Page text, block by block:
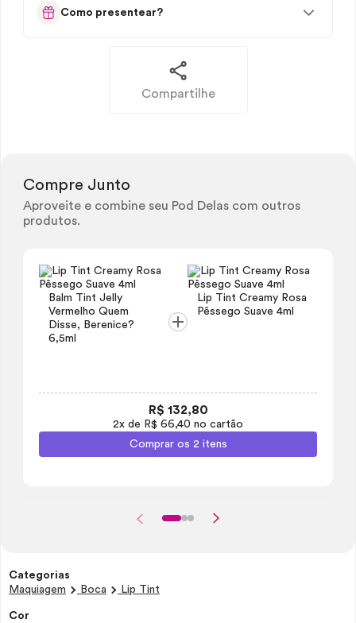
Como presentear?
Compartilhe
Compre Junto
Aproveite e combine seu Pod Delas com outros
produtos.
Balm Tint Jelly
Vermelho Quem
Disse, Berenice?
6,5ml
Lip Tint CreamyRosa
Pêssego Suave 4ml
R$ 132,80
2x de R$ 66,40 no cartão
Comprar os 2 itens
Categorias
Maquiagem
Boca Lip Tint
Cor